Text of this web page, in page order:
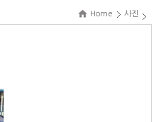
Home 사진